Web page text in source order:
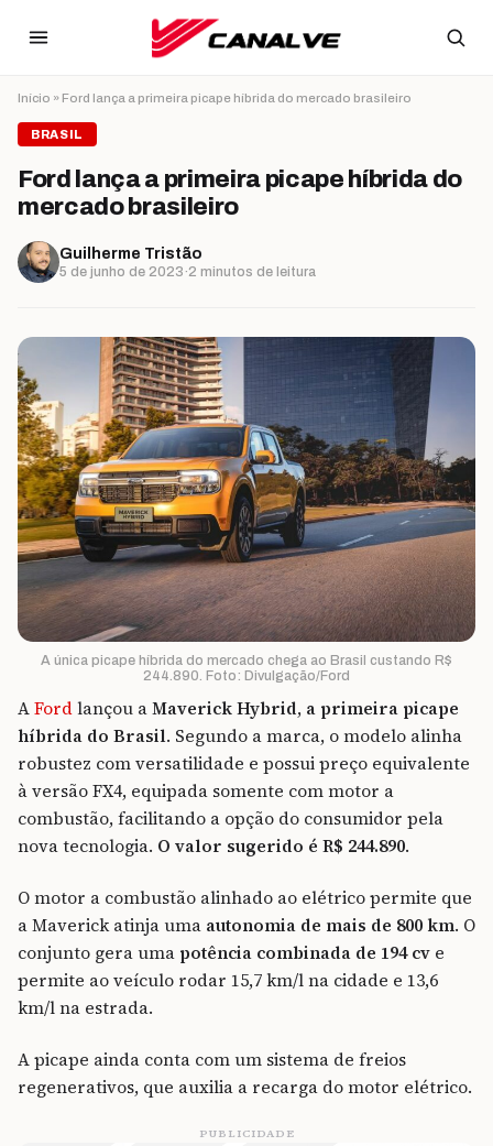
Início » Ford lança a primeira picape híbrida do mercado brasileiro
BRASIL
Ford lança a primeira picape híbrida do
mercado brasileiro
Guilherme Tristão
5 de junho de 2023·2 minutos de leitura
A única picape híbrida do mercado chega ao Brasil custando R$
244.890. Foto: Divulgação/Ford
AFordlançou aMaverick Hybrid, a primeira picape
híbrida do Brasil. Segundo a marca, o modelo alinha
robustez com versatilidade e possui preço equivalente
à versão FX4, equipada somente com motor a
combustão, facilitando a opção do consumidor pela
nova tecnologia. O valor sugerido é R$ 244.890.
O motor a combustão alinhado ao elétrico permite que
a Maverick atinja uma autonomia de mais de 800 km. O
conjunto gera uma potência combinada de 194 cv e
permite ao veículo rodar 15,7 km/l na cidade e 13,6
km/l na estrada.
A picape ainda conta com um sistema de freios
regenerativos, que auxilia a recarga do motor elétrico.
PUBLICIDADE